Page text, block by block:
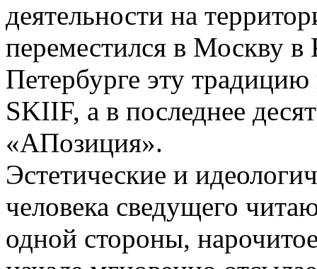
деятельности на
переместился в Москву
Петербурге эту
SKIIF, а в последнее
«АПозиция».
Эстетические и
человека сведущего
одной стороны,